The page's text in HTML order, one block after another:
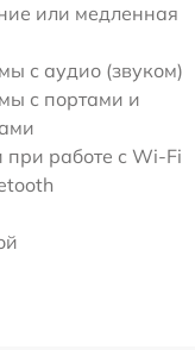
или медленная
с аудио (звуком)
с портами и
работе с Wi-Fi